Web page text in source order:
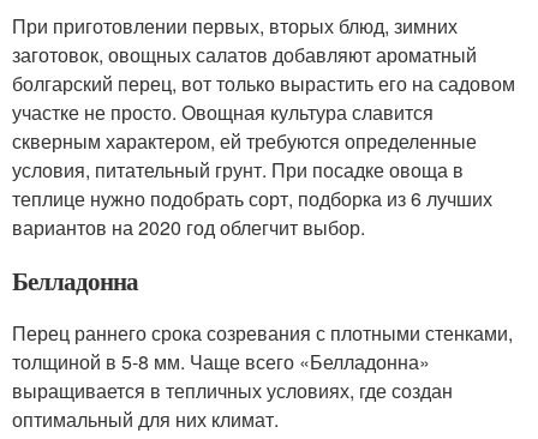
При приготовлении первых, вторых блюд, зимних
заготовок, овощных салатов добавляют ароматный
болгарский перец, вот только вырастить его на садовом
участке не просто. Овощная культура славится
скверным характером, ей требуются определенные
условия, питательный грунт. При посадке овоща в
теплице нужно подобрать сорт, подборка из 6 лучших
вариантов на 2020 год облегчит выбор.
Белладонна
Перец раннего срока созревания с плотными стенками,
толщиной в 5-8 мм. Чаще всего «Белладонна»
выращивается в тепличных условиях, где создан
оптимальный для них климат.